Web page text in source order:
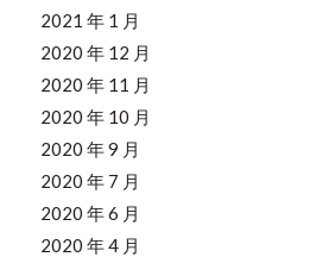
2021 年 1 月
2020 年 12 月
2020 年 11 月
2020 年 10 月
2020 年 9 月
2020 年 7 月
2020 年 6 月
2020 年 4 月